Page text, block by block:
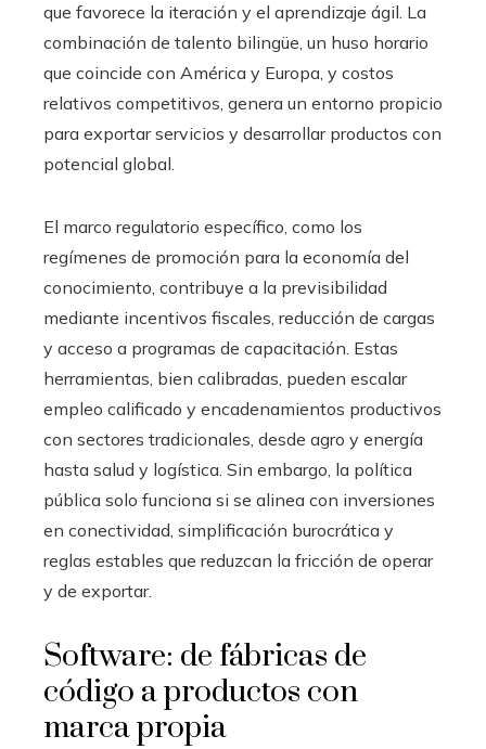
que favorece la iteración y el aprendizaje ágil. La
combinación de talento bilingüe, un huso horario
que coincide con América y Europa, y costos
relativos competitivos, genera un entorno propicio
para exportar servicios y desarrollar productos con
potencial global.
El marco regulatorio específico, como los
regímenes de promoción para la economía del
conocimiento, contribuye a la previsibilidad
mediante incentivos fiscales, reducción de cargas
y acceso a programas de capacitación. Estas
herramientas, bien calibradas, pueden escalar
empleo calificado y encadenamientos productivos
con sectores tradicionales, desde agro y energía
hasta salud y logística. Sin embargo, la política
pública solo funciona si se alinea con inversiones
en conectividad, simplificación burocrática y
reglas estables que reduzcan la fricción de operar
y de exportar.
Software: de fábricas de
código a productos con
marca propia